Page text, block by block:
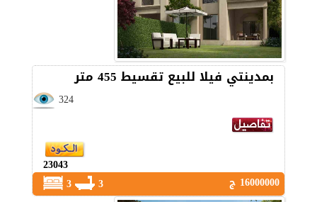
بمدينتي فيلا للبيع تقسيط 455 متر
324
23043
16000000 ج
3